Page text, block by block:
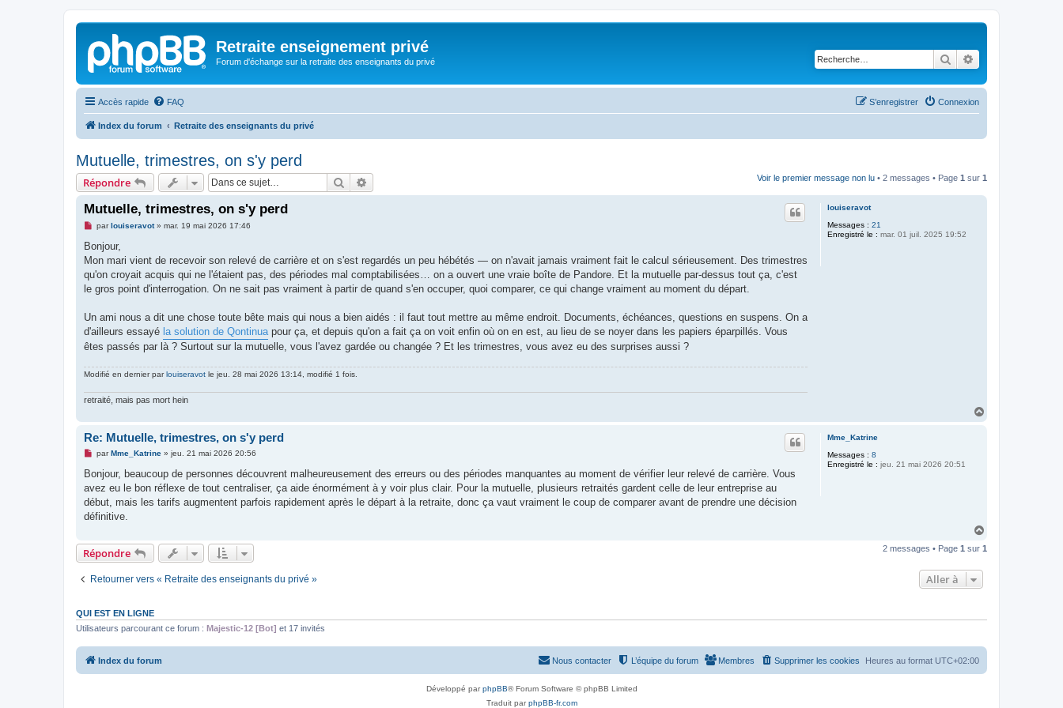
Retraite enseignement privé
Forum d'échange sur la retraite des enseignants du privé Rechercher
Accès rapide FAQ Connexion
S’enregistrer
Index du forum Retraite des enseignants du privé
Mutuelle, trimestres, on s'y perd
Répondre Rechercher Voir le premier message non lu • 2 messages • Page 1 sur 1
louiseravot
Messages : 21
Enregistré le : mar. 01 juil. 2025 19:52
Mutuelle, trimestres, on s'y perd
M
s
a
g
n
l
u
parlouiseravot» mar. 19 mai 2026 17:46
Bonjour,
Mon mari vient de recevoir son relevé de carrière et on s'est regardés un peu hébétés — on n'avait jamais vraiment fait le calcul sérieusement. Des trimestres
qu'on croyait acquis qui ne l'étaient pas, des périodes mal comptabilisées… on a ouvert une vraie boîte de Pandore. Et la mutuelle par-dessus tout ça, c'est
le gros point d'interrogation. On ne sait pas vraiment à partir de quand s'en occuper, quoi comparer, ce qui change vraiment au moment du départ.
Un ami nous a dit une chose toute bête mais qui nous a bien aidés : il faut tout mettre au même endroit. Documents, échéances, questions en suspens. On a
d'ailleurs essayé la solution de Qontinua pour ça, et depuis qu'on a fait ça on voit enfin où on en est, au lieu de se noyer dans les papiers éparpillés. Vous
êtes passés par là ? Surtout sur la mutuelle, vous l'avez gardée ou changée ? Et les trimestres, vous avez eu des surprises aussi ?
Modifié en dernier parlouiseravot le jeu. 28 mai 2026 13:14, modifié 1 fois.
retraité, mais pas mort hein
Mme_Katrine
Messages : 8
Enregistré le : jeu. 21 mai 2026 20:51
Re: Mutuelle, trimestres, on s'y perd
M
s
a
g
n
l
u
parMme_Katrine» jeu. 21 mai 2026 20:56
Bonjour, beaucoup de personnes découvrent malheureusement des erreurs ou des périodes manquantes au moment de vérifier leur relevé de carrière. Vous
avez eu le bon réflexe de tout centraliser, ça aide énormément à y voir plus clair. Pour la mutuelle, plusieurs retraités gardent celle de leur entreprise au
début, mais les tarifs augmentent parfois rapidement après le départ à la retraite, donc ça vaut vraiment le coup de comparer avant de prendre une décision
définitive.
u
Répondre 2 messages • Page 1 sur 1
Retourner vers « Retraite des enseignants du privé » Aller à
QUI EST EN LIGNE
Utilisateurs parcourant ce forum : Majestic-12 [Bot] et 17 invités
Index du forum Heures au format UTC+02:00
Supprimer les cookies
Membres
L’équipe du forum
Nous contacter
Développé parphpBB® Forum Software © phpBB Limited
Traduit parphpBB-fr.com